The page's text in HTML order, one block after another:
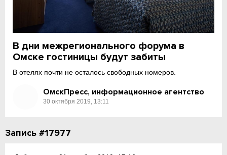
В дни межрегионального форума в
Омске гостиницы будут забиты
В отелях почти не осталось свободных номеров.
ОмскПресс, информационное агентство
30 октября 2019, 13:11
Запись #17977